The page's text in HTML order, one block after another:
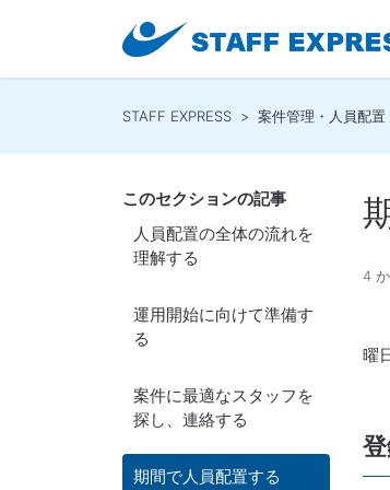
STAFF EXPRESS 案件管理・人員配置
このセクションの記事
人員配置の全体の流れを
理解する
運用開始に向けて準備す
る
案件に最適なスタッフを
探し、連絡する
期間で人員配置する
4
曜